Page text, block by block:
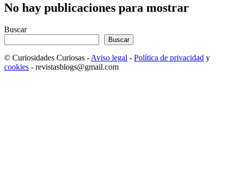
No hay publicaciones para mostrar
Buscar
Buscar
© Curiosidades Curiosas - Aviso legal - Política de privacidad y
cookies - revistasblogs@gmail.com